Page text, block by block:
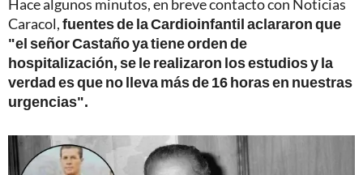
Hace algunos minutos, en breve contacto con Noticias
Caracol,fuentes de la Cardioinfantil aclararon que
"el señor Castaño ya tiene orden de
hospitalización, se le realizaron los estudios y la
verdad es que no lleva más de 16 horas en nuestras
urgencias".